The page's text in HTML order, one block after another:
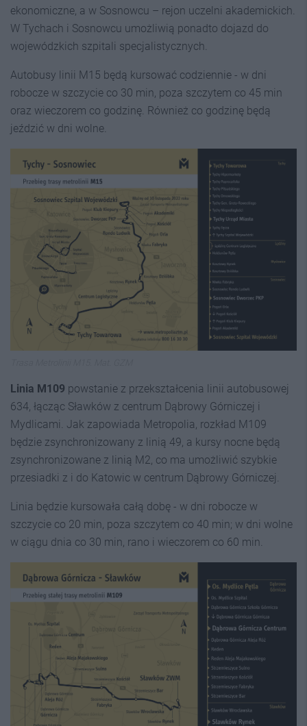
ekonomiczne, a w Sosnowcu – rejon uczelni akademickich.
W Tychach i Sosnowcu umożliwią ponadto dojazd do
wojewódzkich szpitali specjalistycznych.
Autobusy linii M15 będą kursować codziennie - w dni
robocze w szczycie co 30 min, poza szczytem co 45 min
oraz wieczorem co godzinę. Również co godzinę będą
jeździć w dni wolne.
Linia M109 powstanie z przekształcenia linii autobusowej
634, łącząc Sławków z centrum Dąbrowy Górniczej i
Mydlicami. Jak zapowiada Metropolia, rozkład M109
będzie zsynchronizowany z linią 49, a kursy nocne będą
zsynchronizowane z linią M2, co ma umożliwić szybkie
przesiadki z i do Katowic w centrum Dąbrowy Górniczej.
Linia będzie kursowała całą dobę - w dni robocze w
szczycie co 20 min, poza szczytem co 40 min; w dni wolne
w ciągu dnia co 30 min, rano i wieczorem co 60 min.